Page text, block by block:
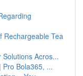
Rechargeable Tea
Acros...
Bola365, ...